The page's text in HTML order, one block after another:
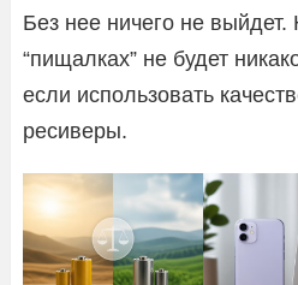
Без нее ничего не
“пищалках” не будет
если использовать
ресиверы.